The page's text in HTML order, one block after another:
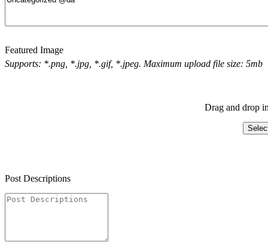
Featured Image
Supports: *.png, *.jpg, *.gif, *.jpeg. Maximum upload file size: 5mb
Drag and drop
Post Descriptions